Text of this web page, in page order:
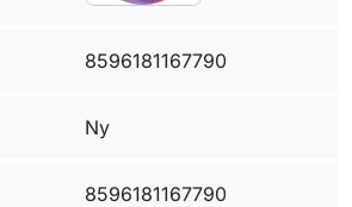
8596181167790
Ny
8596181167790